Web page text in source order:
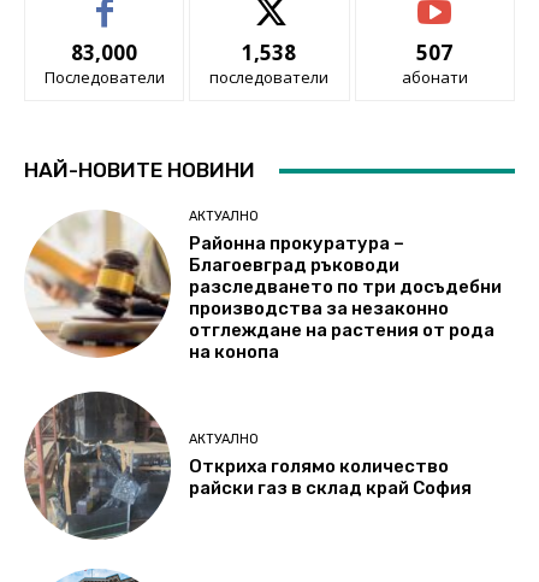
83,000
Последователи
1,538
последователи
507
абонати
НАЙ-НОВИТЕ НОВИНИ
АКТУАЛНО
Районна прокуратура –
Благоевград ръководи
разследването по три досъдебни
производства за незаконно
отглеждане на растения от рода
на конопа
АКТУАЛНО
Откриха голямо количество
райски газ в склад край София